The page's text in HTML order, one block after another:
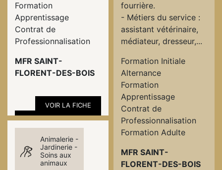
Formation
Apprentissage
Contrat de
Professionnalisation
MFR SAINT-
FLORENT-DES-BOIS
VOIR LA FICHE
fourrière.
- Métiers du service :
assistant vétérinaire,
médiateur, dresseur,...
Formation Initiale
Alternance
Formation
Apprentissage
Contrat de
Professionnalisation
Formation Adulte
MFR SAINT-
FLORENT-DES-BOIS
Animalerie -
Jardinerie -
Soins aux
animaux